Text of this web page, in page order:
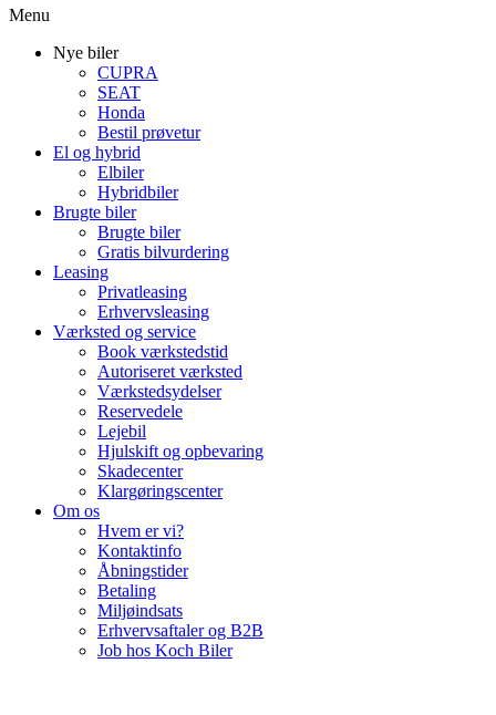
Menu
Nye biler
CUPRA
SEAT
Honda
Bestil prøvetur
El og hybrid
Elbiler
Hybridbiler
Brugte biler
Brugte biler
Gratis bilvurdering
Leasing
Privatleasing
Erhvervsleasing
Værksted og service
Book værkstedstid
Autoriseret værksted
Værkstedsydelser
Reservedele
Lejebil
Hjulskift og opbevaring
Skadecenter
Klargøringscenter
Om os
Hvem er vi?
Kontaktinfo
Åbningstider
Betaling
Miljøindsats
Erhvervsaftaler og B2B
Job hos Koch Biler